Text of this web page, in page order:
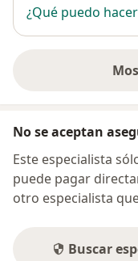
¿Qué puedo
No se aceptan
Este especialista
puede pagar
otro especialista
Buscar